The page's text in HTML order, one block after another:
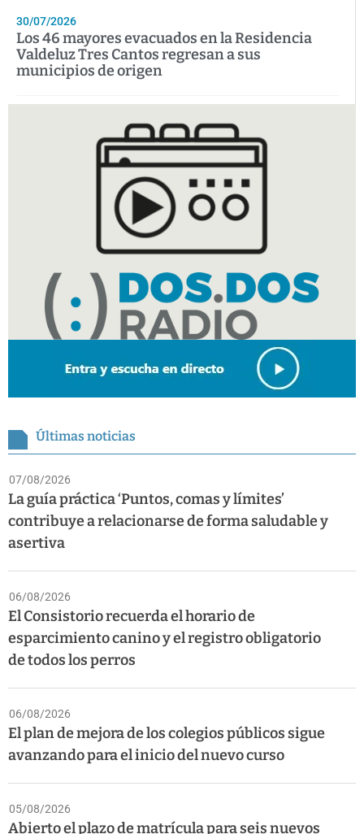
30/07/2026
Los 46 mayores evacuados en la Residencia
Valdeluz Tres Cantos regresan a sus
municipios de origen
Últimas noticias
07/08/2026
La guía práctica ‘Puntos, comas y límites’
contribuye a relacionarse de forma saludable y
asertiva
06/08/2026
El Consistorio recuerda el horario de
esparcimiento canino y el registro obligatorio
de todos los perros
06/08/2026
El plan de mejora de los colegios públicos sigue
avanzando para el inicio del nuevo curso
05/08/2026
Abierto el plazo de matrícula para seis nuevos